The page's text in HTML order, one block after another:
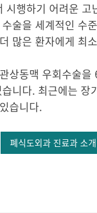
시행하기 어려운
술을 세계적인 수
많은 환자에게
상동맥 우회수술
니다. 최근에는
습니다.
폐식도외과 진료과 소